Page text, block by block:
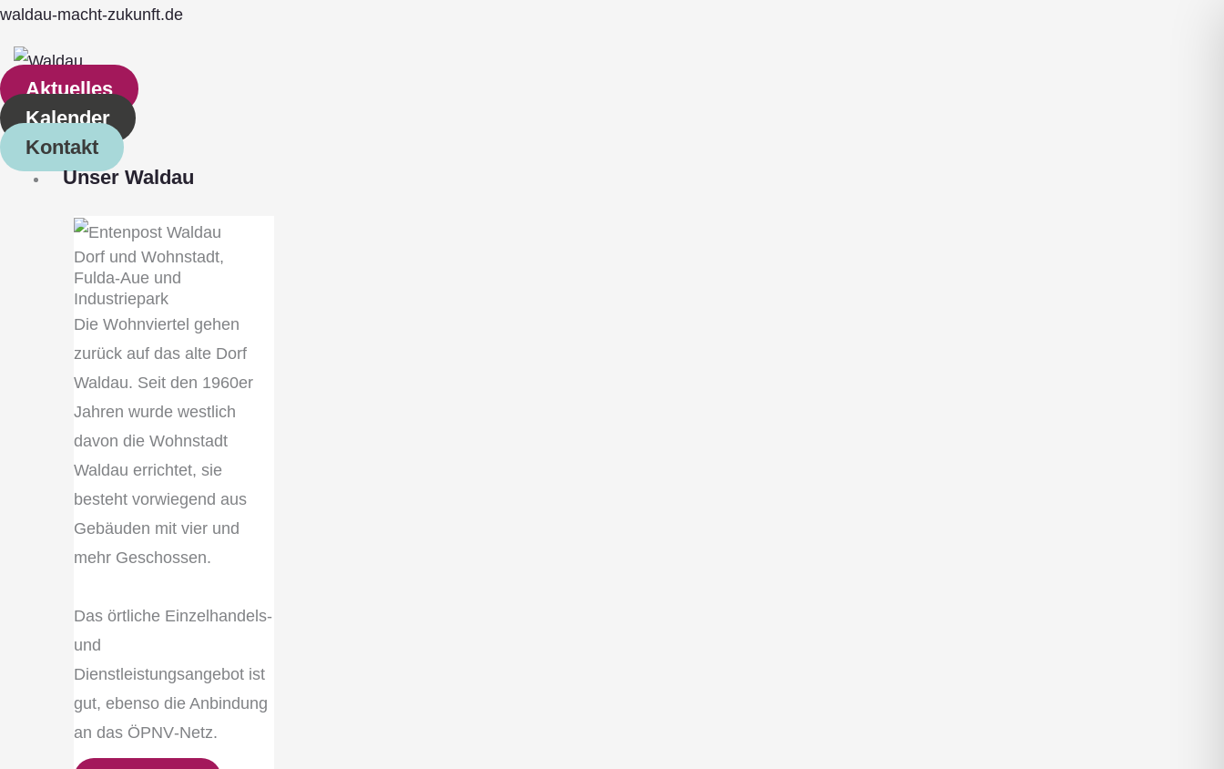
Zum
Inhalt
springen
waldau-macht-zukunft.de
Aktuelles
Kalender
Kontakt
Main
Menu
Unser Waldau
Dorf und Wohnstadt,
Fulda‐Aue und
Industriepark
Die Wohnviertel gehen
zurück auf das alte Dorf
Waldau. Seit den 1960er
Jahren wurde westlich
davon die Wohnstadt
Waldau errichtet, sie
besteht vorwiegend aus
Gebäuden mit vier und
mehr Geschossen.
Das örtliche Einzelhandels‐
und
Dienstleistungsangebot ist
gut, ebenso die Anbindung
an das ÖPNV‐Netz.